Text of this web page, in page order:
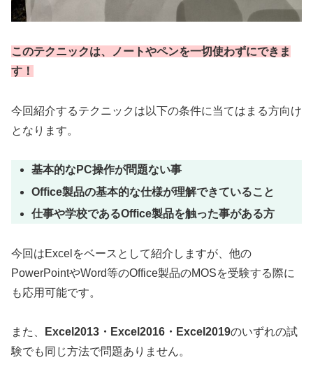
このテクニックは、
ノートやペンを一切使わずにできま
す！
今回紹介するテクニックは以下の条件に当てはまる方向け
となります。
基本的なPC操作が問題ない事
Office製品の基本的な仕様が理解できていること
仕事や学校であるOffice製品を触った事がある方
今回はExcelをベースとして紹介しますが、他の
PowerPointやWord等のOffice製品のMOSを受験する際に
も応用可能です。
また、 Excel2013・Excel2016・Excel2019のいずれの試
験でも同じ方法で問題ありません。